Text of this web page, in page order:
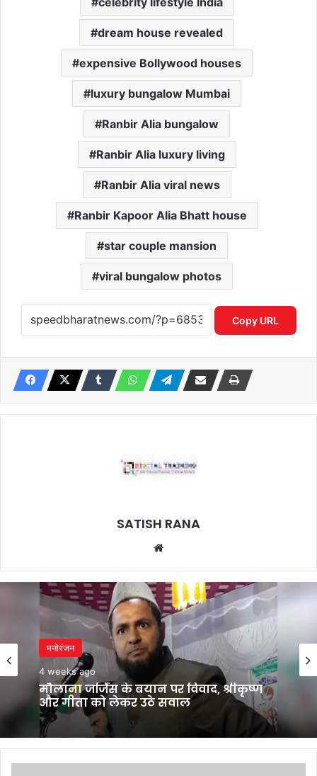
dream house revealed
expensive Bollywood houses
luxury bungalow Mumbai
Ranbir Alia bungalow
Ranbir Alia luxury living
Ranbir Alia viral news
Ranbir Kapoor Alia Bhatt house
star couple mansion
viral bungalow photos
Copy URL
SATISH RANA
4 weeks ago
मौलाना जर्जिस के बयान पर विवाद, श्रीकृष्ण
और गीता को लेकर उठे सवाल
मनोरंजन
4 weeks ago
भगवंत मान का कांग्रेस पर बड़ा हमला, बोले-
मुख्यमंत्री बनने से पहले ही कुर्सी की लड़ाई शुरू